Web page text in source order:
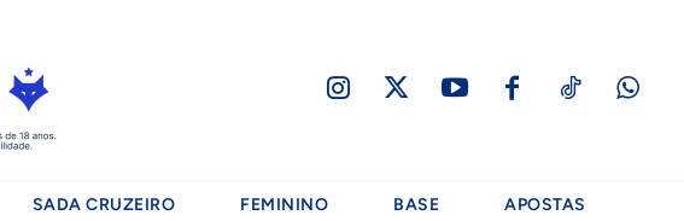
SADA CRUZEIRO FEMININO BASE APOSTAS